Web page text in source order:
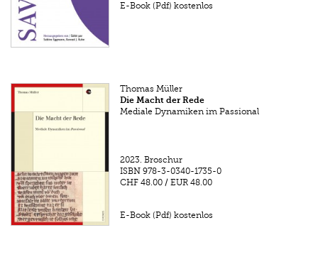
E-Book (Pdf) kostenlos
Thomas Müller
Die Macht der Rede
Mediale Dynamiken im Passional
2023. Broschur
ISBN 978-3-0340-1735-0
CHF 48.00 /EUR 48.00
E-Book (Pdf) kostenlos